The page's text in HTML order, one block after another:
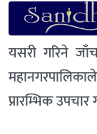
यसरी गरिने
प्रारम्भिक